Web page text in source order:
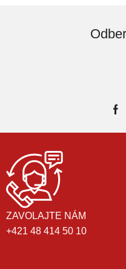
ZAVOLAJTE NÁM
+421 48 414 50 10